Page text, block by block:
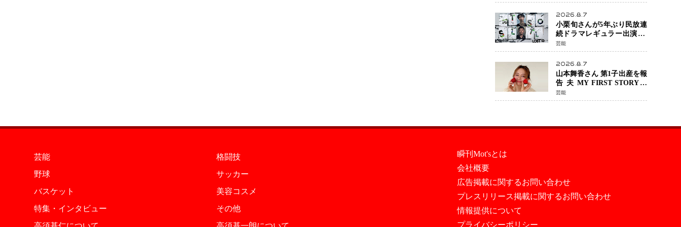
年へ向け1年間で全作品を順
次公開
2026.8.7
小栗旬さんが5年ぶり民放連
続ドラマレギュラー出演 横
浜流星さんと初共演
『LOST10』で異色バディ結
成
芸能
2026.8.7
山本舞香さん 第1子出産を報
告 夫 MY FIRST STORYの
Hiroさんとの新たな家族生
活「母子ともに健康」
芸能
芸能
格闘技
野球
サッカー
バスケット
美容コスメ
特集・インタビュー
その他
瞬刊Mot'sとは
会社概要
広告掲載に関するお問い合わせ
プレスリリース掲載に関するお問い合わせ
情報提供について
プライバシーポリシー